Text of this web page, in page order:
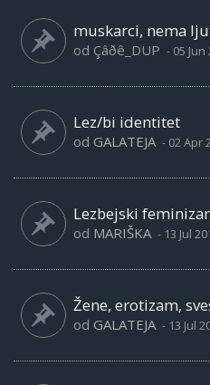
muskarci, nema
od Çâðê_DUP - 05 Jun
Lez/bi identitet
od GALATEJA - 02 Apr
Lezbejski
od MARIŠKA - 13 Jul
Žene, erotizam,
od GALATEJA - 13 Jul